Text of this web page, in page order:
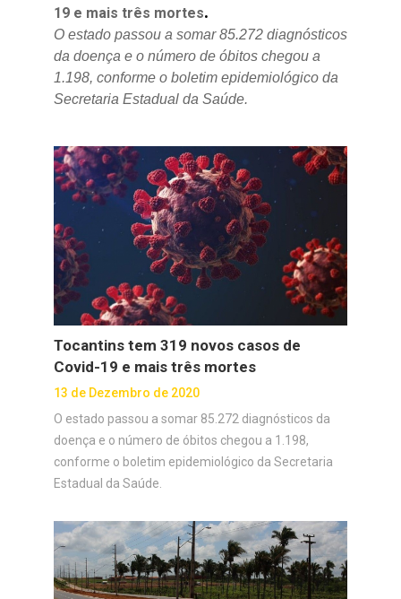
19 e mais três mortes.
O estado passou a somar 85.272 diagnósticos
da doença e o número de óbitos chegou a
1.198, conforme o boletim epidemiológico da
Secretaria Estadual da Saúde.
Tocantins tem 319 novos casos de
Covid-19 e mais três mortes
13 de Dezembro de 2020
O estado passou a somar 85.272 diagnósticos da
doença e o número de óbitos chegou a 1.198,
conforme o boletim epidemiológico da Secretaria
Estadual da Saúde.